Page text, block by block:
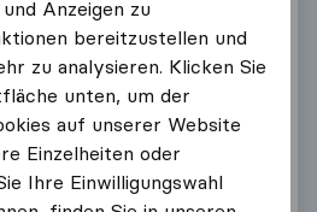
aus und wir werden uns
setzen, um Ihre
einzurichten.
Anzeigen zu
bereitzustellen und
zu analysieren. Klicken Sie
unten, um der
auf unserer Website
Einzelheiten oder
Ihre Einwilligungswahl